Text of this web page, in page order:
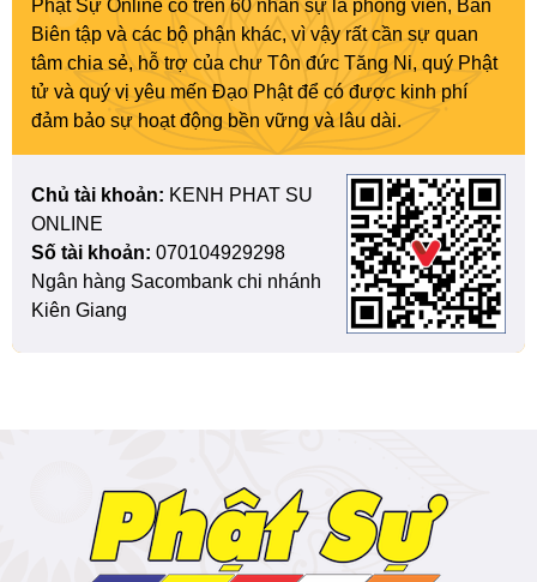
Phật Sự Online có trên 60 nhân sự là phóng viên, Ban
Biên tập và các bộ phận khác, vì vậy rất cần sự quan
tâm chia sẻ, hỗ trợ của chư Tôn đức Tăng Ni, quý Phật
tử và quý vị yêu mến Đạo Phật để có được kinh phí
đảm bảo sự hoạt động bền vững và lâu dài.
Chủ tài khoản: KENH PHAT SU
ONLINE
Số tài khoản: 070104929298
Ngân hàng Sacombank chi nhánh
Kiên Giang